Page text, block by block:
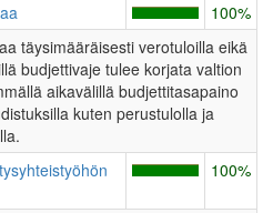
100%
täysimääräisesti verotuloilla eikä
budjettivaje tulee korjata valtion
aikavälillä budjettitasapaino
kuten perustulolla ja
100%